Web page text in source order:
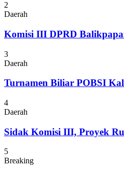
2
Daerah
Komisi III DPRD
3
Daerah
Turnamen Biliar POBSI
4
Daerah
Sidak Komisi III, Proyek
5
Breaking